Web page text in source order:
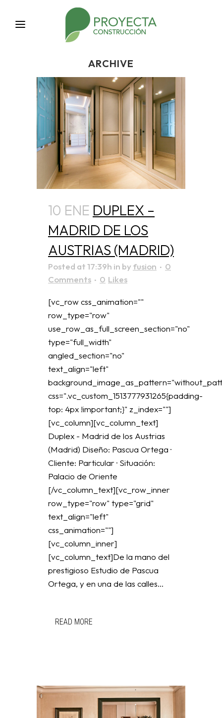
ARCHIVE
10 ENE DUPLEX –
MADRID DE LOS
AUSTRIAS (MADRID)
Posted at 17:39h in byfusion
0
Comments
0 Likes
[vc_row css_animation=""
row_type="row"
use_row_as_full_screen_section="no"
type="full_width"
angled_section="no"
text_align="left"
css=".vc_custom_1513777931265{padding-
top: 4px !important;}" z_index=""]
[vc_column][vc_column_text]
Duplex - Madrid de los Austrias
(Madrid) Diseño: Pascua Ortega ·
Cliente: Particular · Situación:
Palacio de Oriente
[/vc_column_text][vc_row_inner
row_type="row" type="grid"
text_align="left"
css_animation=""]
[vc_column_inner]
[vc_column_text]De la mano del
prestigioso Estudio de Pascua
Ortega, y en una de las calles...
READ MORE